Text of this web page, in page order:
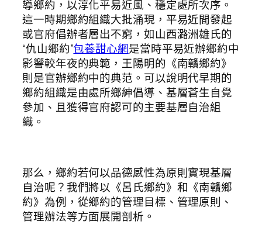
導鄉約，以淳化平易近風、穩定處所次序。
這一時期鄉約組織大批涌現，平易近間發起
或官府倡辦者層出不窮，如山西潞洲雄氏的
“仇山鄉約”包養甜心網是當時平易近辦鄉約中
影響較年夜的典範，王陽明的《南贛鄉約》
則是官辦鄉約中的典范。可以說明代早期的
鄉約組織是由處所鄉紳倡導、基層蒼生自覺
參加、且獲得官府認可的主要基層自治組
織。
那么，鄉約若何以品德感性為原則實現基層
自治呢？我們將以《呂氏鄉約》和《南贛鄉
約》為例，從鄉約的管理目標、管理原則、
管理辦法等方面展開剖析。